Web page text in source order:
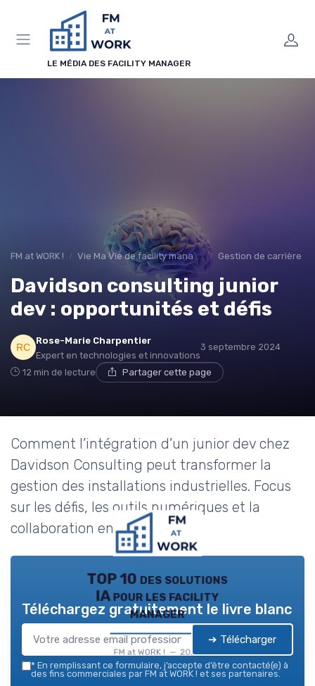
LE MÉDIA DES FACILITY MANAGER
FM at WORK ! Vie Ma Vie de facility manager Gestion de carrière
Davidson consulting junior
dev : opportunités et défis
Rose-Marie Charpentier
Expert en technologies et innovations
3 septembre 2024
12 min de lecture Partager cette page
Comment l’intégration d’un junior dev chez
Davidson Consulting peut transformer la
gestion des installations industrielles. Focus
sur les défis, les outils numériques et la
collaboration entre équipes.
TOP 10 des solutions
IA pour les facility
manager
FM at WORK ! — 2026
Téléchargez gratuitement le livre blanc
➔ Télécharger
* En remplissant ce formulaire, j’accepte d’être contacté(e) à
des fins commerciales par FM at WORK ! et ses partenaires.
Panneau de gestion des cookies